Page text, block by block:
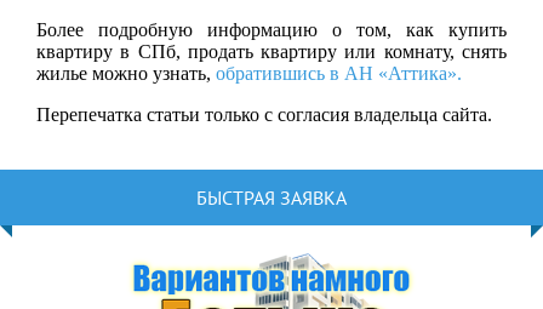
Более подробную информацию о том, как купить
квартиру в СПб, продать квартиру или комнату, снять
жилье можно узнать, обратившись в АН «Аттика».
Перепечатка статьи только с согласия владельца сайта.
БЫСТРАЯ ЗАЯВКА